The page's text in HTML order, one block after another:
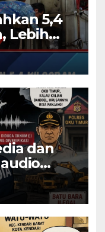
5,4
Lebih
dan
buka
batu
Kurnia